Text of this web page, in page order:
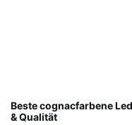
Beste cognacfarbene
& Qualität